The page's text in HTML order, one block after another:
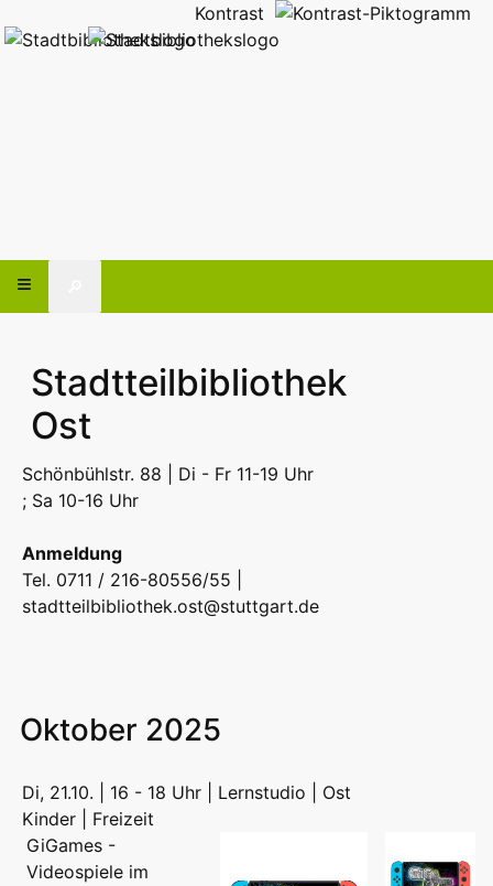
Kontrast
Stadtteilbibliothek
Ost
Schönbühlstr. 88 | Di - Fr 11-19 Uhr
; Sa 10-16 Uhr
Anmeldung
Tel. 0711 / 216-80556/55 |
stadtteilbibliothek.ost@stuttgart.de
Oktober 2025
Di, 21.10. | 16 - 18 Uhr | Lernstudio | Ost
Kinder | Freizeit
GiGames -
Videospiele im